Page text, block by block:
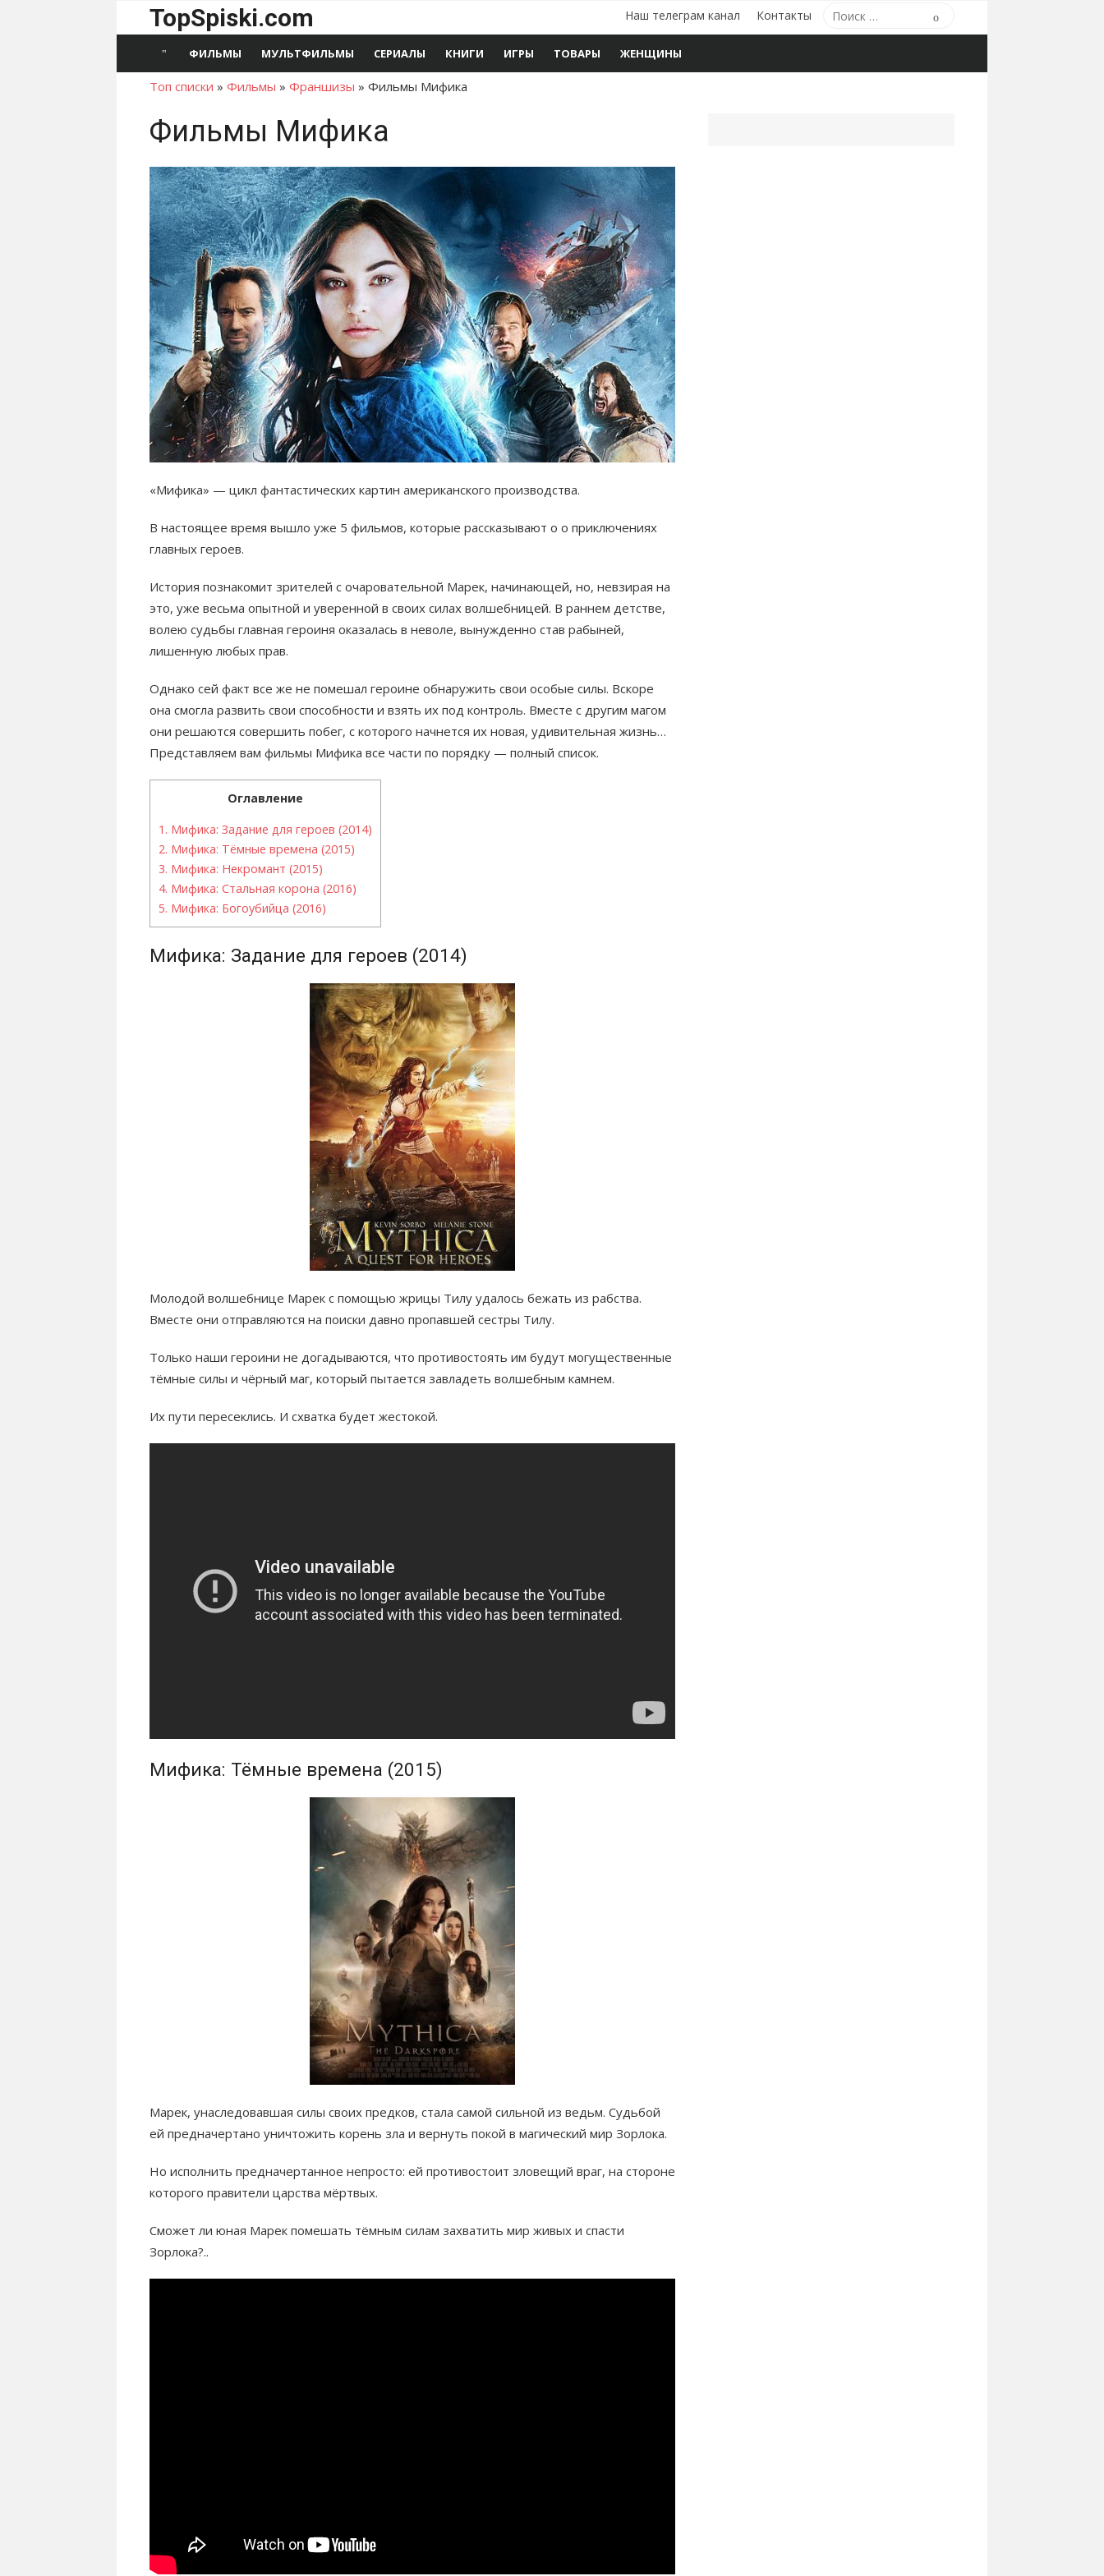
TopSpiski.com
Поиск
по:
Наш телеграм канал Контакты
ФИЛЬМЫ МУЛЬТФИЛЬМЫ СЕРИАЛЫ КНИГИ ИГРЫ ТОВАРЫ ЖЕНЩИНЫ
Топ списки » Фильмы » Франшизы » Фильмы Мифика
Фильмы Мифика
«Мифика» — цикл фантастических картин американского производства.
В настоящее время вышло уже 5 фильмов, которые рассказывают о о приключениях
главных героев.
История познакомит зрителей с очаровательной Марек, начинающей, но, невзирая на
это, уже весьма опытной и уверенной в своих силах волшебницей. В раннем детстве,
волею судьбы главная героиня оказалась в неволе, вынужденно став рабыней,
лишенную любых прав.
Однако сей факт все же не помешал героине обнаружить свои особые силы. Вскоре
она смогла развить свои способности и взять их под контроль. Вместе с другим магом
они решаются совершить побег, с которого начнется их новая, удивительная жизнь…
Представляем вам фильмы Мифика все части по порядку — полный список.
Оглавление
1. Мифика: Задание для героев (2014)
2. Мифика: Тёмные времена (2015)
3. Мифика: Некромант (2015)
4. Мифика: Стальная корона (2016)
5. Мифика: Богоубийца (2016)
Мифика: Задание для героев (2014)
Молодой волшебнице Марек с помощью жрицы Тилу удалось бежать из рабства.
Вместе они отправляются на поиски давно пропавшей сестры Тилу.
Только наши героини не догадываются, что противостоять им будут могущественные
тёмные силы и чёрный маг, который пытается завладеть волшебным камнем.
Их пути пересеклись. И схватка будет жестокой.
Мифика: Тёмные времена (2015)
Марек, унаследовавшая силы своих предков, стала самой сильной из ведьм. Судьбой
ей предначертано уничтожить корень зла и вернуть покой в магический мир Зорлока.
Но исполнить предначертанное непросто: ей противостоит зловещий враг, на стороне
которого правители царства мёртвых.
Сможет ли юная Марек помешать тёмным силам захватить мир живых и спасти
Зорлока?..